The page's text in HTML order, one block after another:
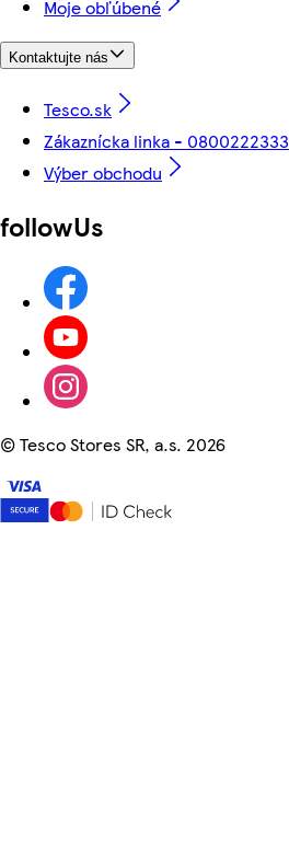
Moje obľúbené
Kontaktujte nás
Tesco.sk
Zákaznícka linka - 0800222333
Výber obchodu
followUs
©Tesco Stores SR, a.s. 2026